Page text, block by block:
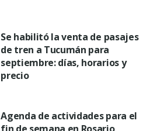
Se habilitó la venta de pasajes
de tren a Tucumán para
septiembre: días, horarios y
precio
Agenda de actividades para el
fin de semana en Rosario